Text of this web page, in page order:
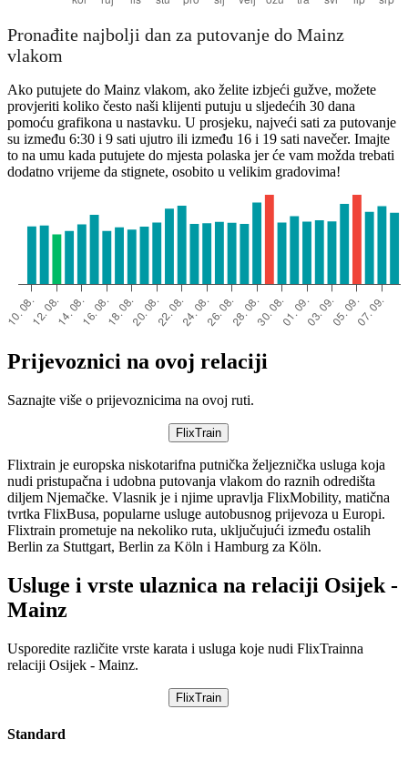
Pronađite najbolji dan za putovanje do Mainz
vlakom
Ako putujete do Mainz vlakom, ako želite izbjeći gužve, možete
provjeriti koliko često naši klijenti putuju u sljedećih 30 dana
pomoću grafikona u nastavku. U prosjeku, najveći sati za putovanje
su između 6:30 i 9 sati ujutro ili između 16 i 19 sati navečer. Imajte
to na umu kada putujete do mjesta polaska jer će vam možda trebati
dodatno vrijeme da stignete, osobito u velikim gradovima!
Prijevoznici na ovoj relaciji
Saznajte više o prijevoznicima na ovoj ruti.
FlixTrain
Flixtrain je europska niskotarifna putnička željeznička usluga koja
nudi pristupačna i udobna putovanja vlakom do raznih odredišta
diljem Njemačke. Vlasnik je i njime upravlja FlixMobility, matična
tvrtka FlixBusa, popularne usluge autobusnog prijevoza u Europi.
Flixtrain prometuje na nekoliko ruta, uključujući između ostalih
Berlin za Stuttgart, Berlin za Köln i Hamburg za Köln.
Usluge i vrste ulaznica na relaciji Osijek -
Mainz
Usporedite različite vrste karata i usluga koje nudi FlixTrainna
relaciji Osijek - Mainz.
FlixTrain
Standard